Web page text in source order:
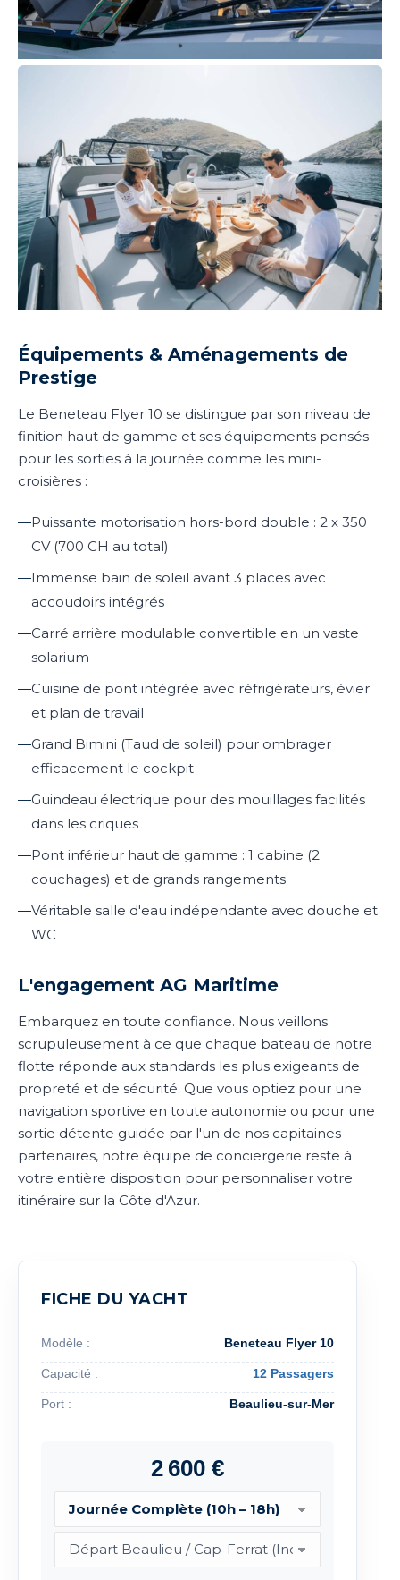
Équipements & Aménagements de
Prestige
Le Beneteau Flyer 10 se distingue par son niveau de
finition haut de gamme et ses équipements pensés
pour les sorties à la journée comme les mini-
croisières :
—Puissante motorisation hors-bord double : 2 x 350
CV (700 CH au total)
—Immense bain de soleil avant 3 places avec
accoudoirs intégrés
—Carré arrière modulable convertible en un vaste
solarium
—Cuisine de pont intégrée avec réfrigérateurs, évier
et plan de travail
—Grand Bimini (Taud de soleil) pour ombrager
efficacement le cockpit
—Guindeau électrique pour des mouillages facilités
dans les criques
—Pont inférieur haut de gamme : 1 cabine (2
couchages) et de grands rangements
—Véritable salle d'eau indépendante avec douche et
WC
L'engagement AG Maritime
Embarquez en toute confiance. Nous veillons
scrupuleusement à ce que chaque bateau de notre
flotte réponde aux standards les plus exigeants de
propreté et de sécurité. Que vous optiez pour une
navigation sportive en toute autonomie ou pour une
sortie détente guidée par l'un de nos capitaines
partenaires, notre équipe de conciergerie reste à
votre entière disposition pour personnaliser votre
itinéraire sur la Côte d'Azur.
FICHE DU YACHT
Modèle : Beneteau Flyer 10
Capacité : 12 Passagers
Port : Beaulieu-sur-Mer
2 600 €